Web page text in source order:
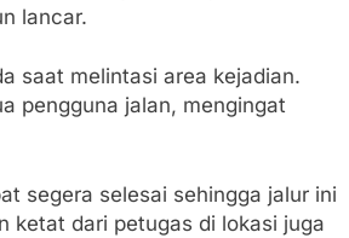
lancar.
saat melintasi area kejadian.
pengguna jalan, mengingat
segera selesai sehingga jalur ini
ketat dari petugas di lokasi juga